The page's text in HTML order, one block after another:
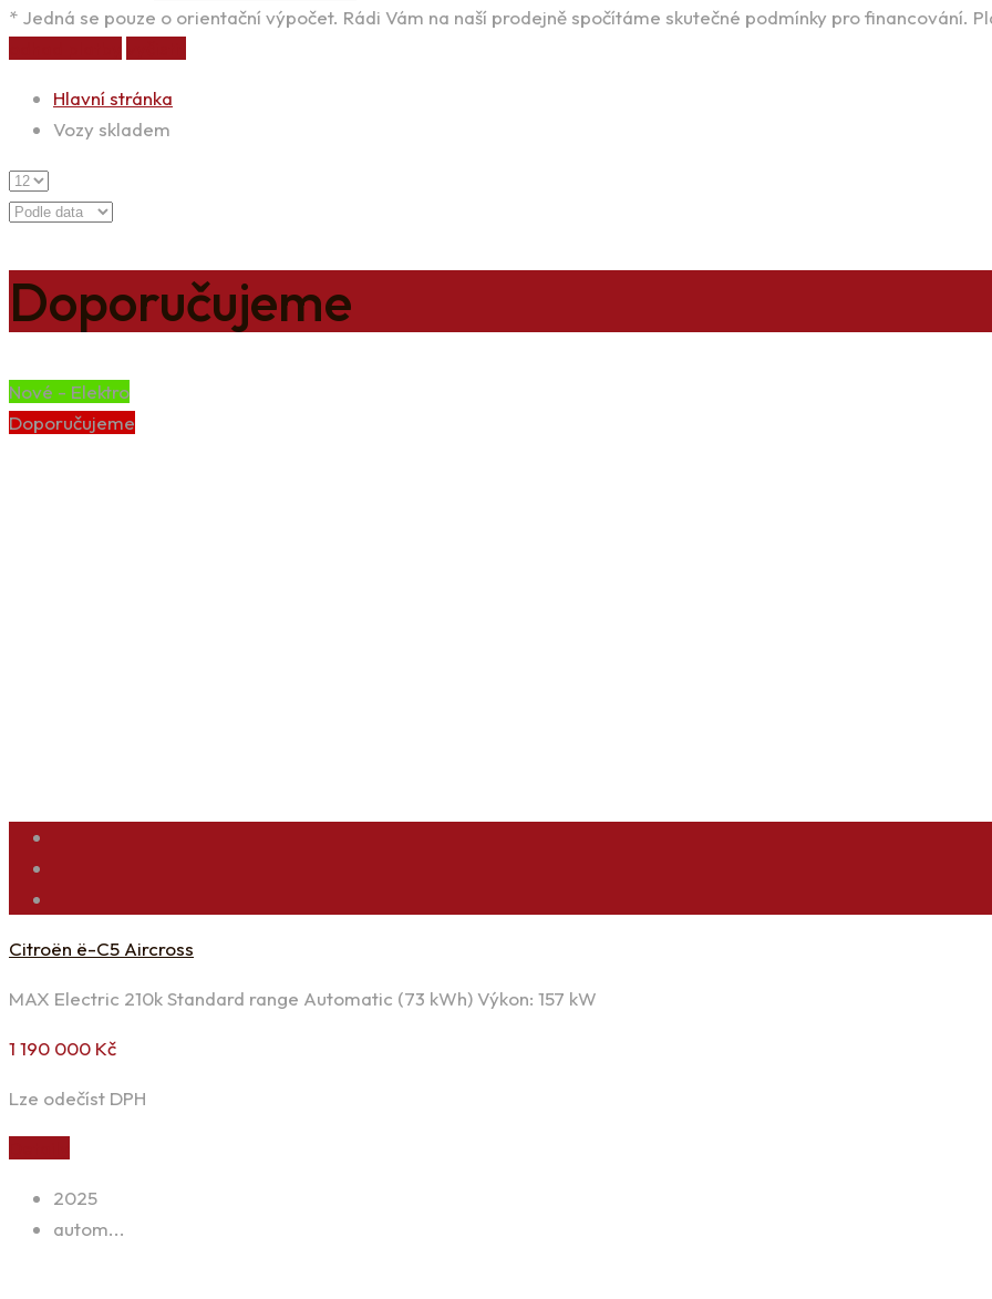
* Jedná se pouze o orientační výpočet. Rádi Vám na naší prodejně spočítáme skutečné podmínky pro financování.
Hlavní stránka
Vozy skladem
Doporučujeme
Nové - Elektro
Doporučujeme
Citroën ë-C5 Aircross
MAX Electric 210k Standard range Automatic (73 kWh) Výkon: 157 kW
1 190 000 Kč
Lze odečíst DPH
2025
autom...